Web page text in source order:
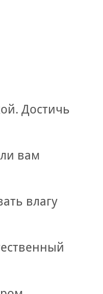
Достичь
вам
влагу